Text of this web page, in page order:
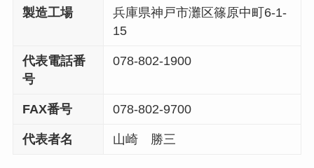
製造工場
兵庫県神戸市灘区篠原中町6-1-
15
代表電話番
号
078-802-1900
FAX番号 078-802-9700
代表者名 山崎 勝三